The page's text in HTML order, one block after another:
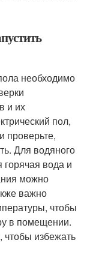
необходимо
и их
пол,
проверьте,
Для водяного
горячая вода и
можно
важно
чтобы
в помещении.
чтобы избежать